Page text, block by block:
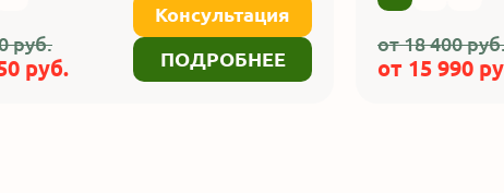
руб.
руб.
Консультация
ПОДРОБНЕЕ
от18 400
от 15 990